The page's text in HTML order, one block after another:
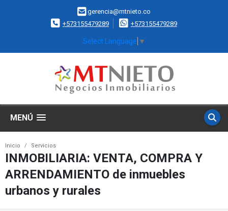
gerencia@mtnieto.co
+573155479289
+573155479289
Select Language ▼
MENÚ
Inicio Servicios
INMOBILIARIA: VENTA, COMPRA Y
ARRENDAMIENTO de inmuebles
urbanos y rurales